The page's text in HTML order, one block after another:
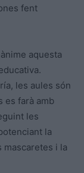
fent
aquesta
les aules són
es farà amb
les
la
mascaretes i la